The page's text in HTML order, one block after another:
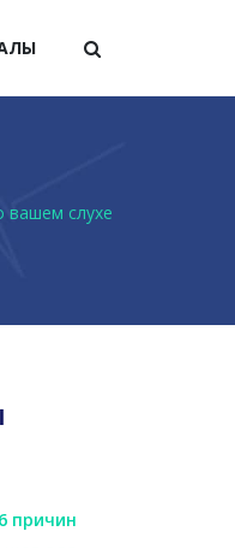
вашем слухе
причин